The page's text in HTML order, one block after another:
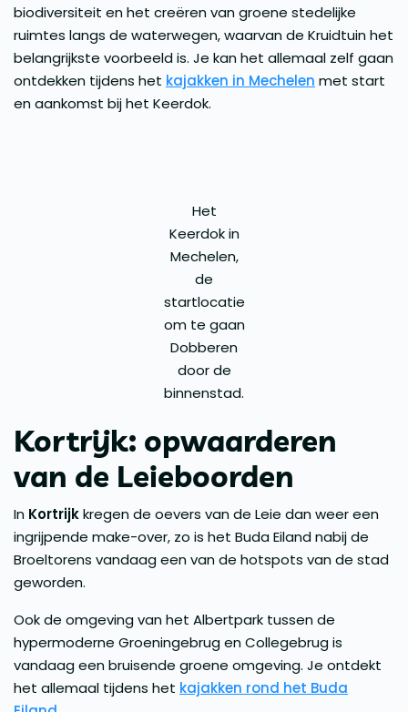
biodiversiteit en het creëren van groene stedelijke
ruimtes langs de waterwegen, waarvan de Kruidtuin het
belangrijkste voorbeeld is. Je kan het allemaal zelf gaan
ontdekken tijdens het kajakken in Mechelen met start
en aankomst bij het Keerdok.
Het
Keerdok in
Mechelen,
de
startlocatie
om te gaan
Dobberen
door de
binnenstad.
Kortrijk: opwaarderen
van de Leieboorden
In Kortrijkkregen de oevers van de Leie dan weer een
ingrijpende make-over, zo is het Buda Eiland nabij de
Broeltorens vandaag een van de hotspots van de stad
geworden.
Ook de omgeving van het Albertpark tussen de
hypermoderne Groeningebrug en Collegebrug is
vandaag een bruisende groene omgeving. Je ontdekt
het allemaal tijdens het kajakken rond het Buda